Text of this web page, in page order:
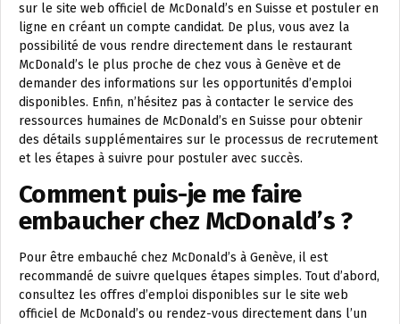
sur le site web officiel de McDonald’s en Suisse et postuler en
ligne en créant un compte candidat. De plus, vous avez la
possibilité de vous rendre directement dans le restaurant
McDonald’s le plus proche de chez vous à Genève et de
demander des informations sur les opportunités d’emploi
disponibles. Enfin, n’hésitez pas à contacter le service des
ressources humaines de McDonald’s en Suisse pour obtenir
des détails supplémentaires sur le processus de recrutement
et les étapes à suivre pour postuler avec succès.
Comment puis-je me faire
embaucher chez McDonald’s ?
Pour être embauché chez McDonald’s à Genève, il est
recommandé de suivre quelques étapes simples. Tout d’abord,
consultez les offres d’emploi disponibles sur le site web
officiel de McDonald’s ou rendez-vous directement dans l’un